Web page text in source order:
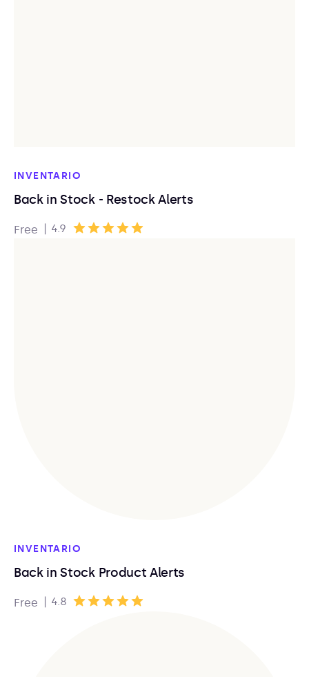
INVENTARIO
Back in Stock - Restock Alerts
Free | 4.9
INVENTARIO
Back in Stock Product Alerts
Free | 4.8